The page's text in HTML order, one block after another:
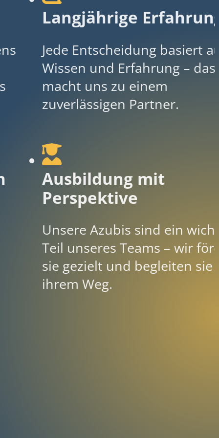
Langjährige
Jede Entscheidung basiert
Wissen und Erfahrung – das
macht uns zu einem
zuverlässigen Partner.
Ausbildung mit
Perspektive
Unsere Azubis sind ein
Teil unseres Teams – wir
sie gezielt und begleiten sie
ihrem Weg.